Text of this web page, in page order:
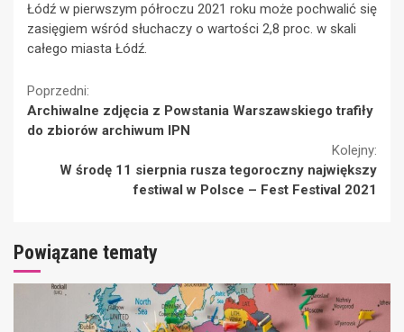
Łódź w pierwszym półroczu 2021 roku może pochwalić się
zasięgiem wśród słuchaczy o wartości 2,8 proc. w skali
całego miasta Łódź.
Continue
Reading
Poprzedni:
Archiwalne zdjęcia z Powstania Warszawskiego trafiły
do zbiorów archiwum IPN
Kolejny:
W środę 11 sierpnia rusza tegoroczny największy
festiwal w Polsce – Fest Festival 2021
Powiązane tematy